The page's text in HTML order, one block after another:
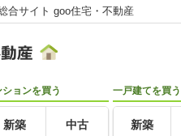
合サイト goo住宅・不動産
ションを買う
新築 中古
一戸建てを買う
新築